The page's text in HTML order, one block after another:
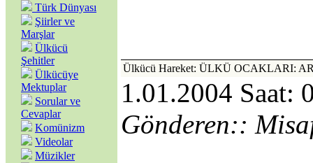
Türk Dünyası
Şiirler ve
Marşlar
Ülkücü
Şehitler
Ülkücüye
Mektuplar
Sorular ve
Cevaplar
Komünizm
Videolar
Müzikler
Ülkücü Hareket: ÜLKÜ OCAKLARI:
1.01.2004 Saat:
Gönderen::